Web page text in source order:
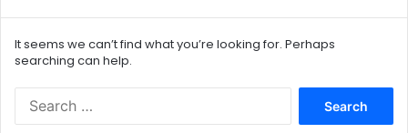
It seems we can’t find what you’re looking for. Perhaps
searching can help.